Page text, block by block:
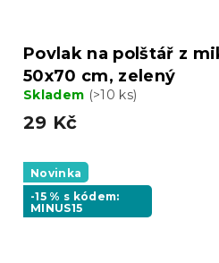
Povlak na polštář z
50x70 cm, zelený
Skladem (>10 ks)
29 Kč
Novinka
-15 % s kódem:
MINUS15